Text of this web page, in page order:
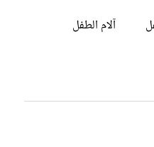
آلام الطفل